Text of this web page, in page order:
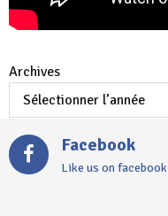
Archives
Facebook
Like us on facebook